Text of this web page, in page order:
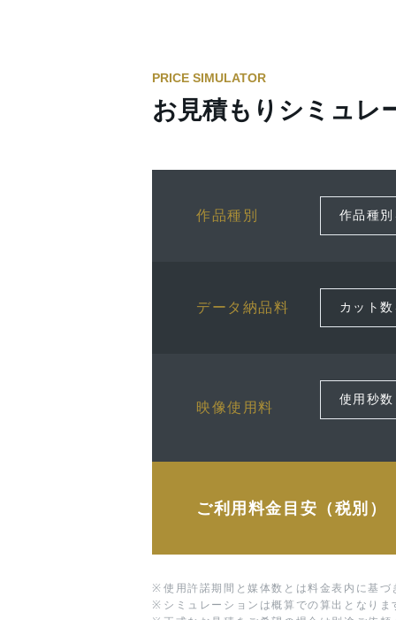
PRICE SIMULATOR
お見積もりシミュレ
作品種別
データ納品料
映像使用料
ご利用料金目安（税別）
※ 使用許諾期間と媒体数とは料金表内に基づ
※ シミュレーションは概算での算出となりま